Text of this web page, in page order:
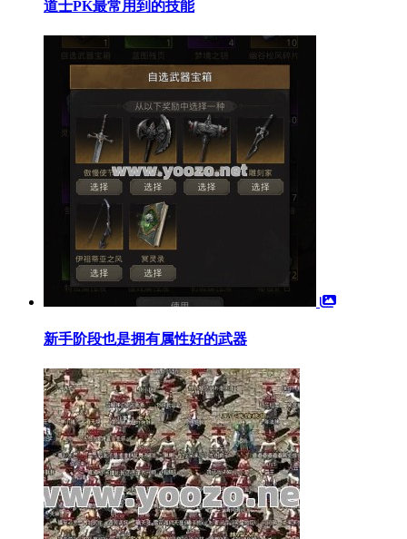
道士PK最常用到的技能
新手阶段也是拥有属性好的武器